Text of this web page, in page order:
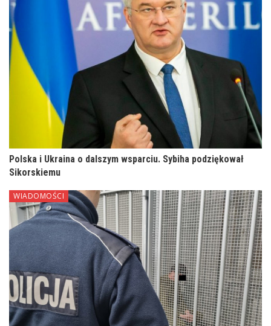
Polska i Ukraina o dalszym wsparciu. Sybiha podziękował
Sikorskiemu
WIADOMOŚCI